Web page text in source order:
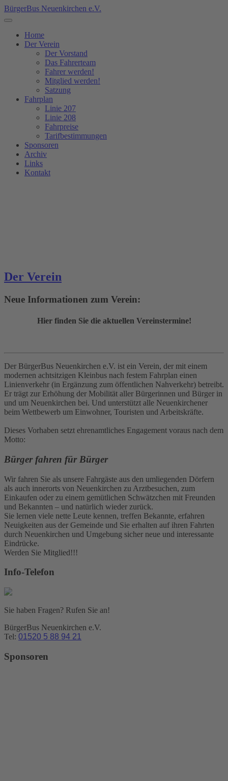
BürgerBus Neuenkirchen e.V.
Home
Der Verein
Der Vorstand
Das Fahrerteam
Fahrer werden!
Mitglied werden!
Satzung
Fahrplan
Linie 207
Linie 208
Fahrpreise
Tarifbestimmungen
Sponsoren
Archiv
Links
Kontakt
Der Verein
Neue Informationen zum Verein:
Hier finden Sie die aktuellen Vereinstermine!
Der BürgerBus Neuenkirchen e.V. ist ein Verein, der mit einem
modernen achtsitzigen Kleinbus nach festem Fahrplan einen
Linienverkehr (in Ergänzung zum öffentlichen Nahverkehr) betreibt.
Er trägt zur Erhöhung der Mobilität aller Bürgerinnen und Bürger in
und um Neuenkirchen bei. Und unterstützt alle Neuenkirchener
beim Wettbewerb um Einwohner, Touristen und Arbeitskräfte.
Dieses Vorhaben setzt ehrenamtliches Engagement voraus nach dem
Motto:
Bürger fahren für Bürger
Wir fahren Sie als unsere Fahrgäste aus den umliegenden Dörfern
als auch innerorts von Neuenkirchen zu Arztbesuchen, zum
Einkaufen oder zu einem gemütlichen Schwätzchen mit Freunden
und Bekannten – und natürlich wieder zurück.
Sie lernen viele nette Leute kennen, treffen Bekannte, erfahren
Neuigkeiten aus der Gemeinde und Sie erhalten auf ihren Fahrten
durch Neuenkirchen und Umgebung sicher neue und interessante
Eindrücke.
Werden Sie Mitglied!!!
Info-Telefon
Sie haben Fragen? Rufen Sie an!
BürgerBus Neuenkirchen e.V.
Tel: 01520 5 88 94 21
Sponsoren